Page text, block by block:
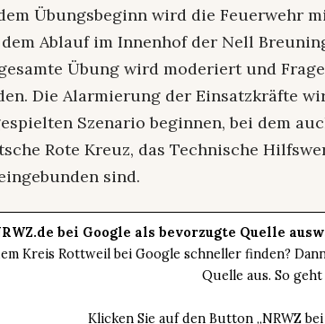
Übungsbeginn wird die Feuerwehr
Ablauf im Innenhof der Nell
Übung wird moderiert und
Die Alarmierung der Einsatzkräfte
Szenario beginnen, bei dem
Rote Kreuz, das Technische
sind.
bei Google als bevorzugte Quelle
Kreis Rottweil bei Google schneller finden?
Quelle aus. So geht
Klicken Sie auf den Button „NRWZ